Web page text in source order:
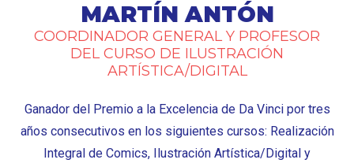
MARTÍN ANTÓN
COORDINADOR GENERAL Y PROFESOR
DEL CURSO DE ILUSTRACIÓN
ARTÍSTICA/DIGITAL
Ganador del Premio a la Excelencia de Da Vinci por tres
años consecutivos en los siguientes cursos: Realización
Integral de Comics, Ilustración Artística/Digital y